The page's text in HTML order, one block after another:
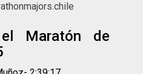
Maratón de